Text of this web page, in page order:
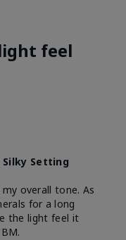
feel
Setting
overall tone. As
for a long
the light feel it